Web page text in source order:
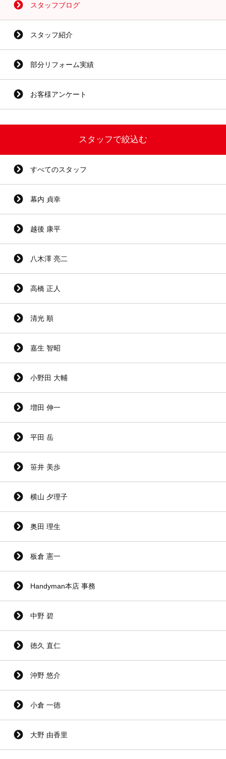
スタッフブログ
スタッフ紹介
部分リフォーム実績
お客様アンケート
スタッフで絞込む
すべてのスタッフ
幕内 貞幸
越後 康平
八木澤 亮二
高橋 正人
清光 順
嘉生 智昭
小野田 大輔
増田 伸一
平田 岳
笹井 美歩
横山 夕理子
奥田 理生
板倉 憲一
Handyman本店 事務
中野 碧
徳久 直仁
沖野 悠介
小倉 一徳
大野 由香里